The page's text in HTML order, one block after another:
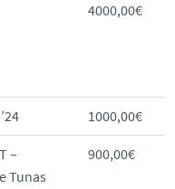
4000,00€
1000,00€
–
Tunas
900,00€